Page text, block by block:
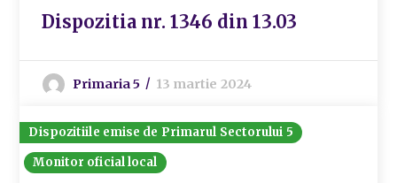
Dispozitia nr. 1346 din 13.03
Primaria 5 13 martie 2024
Dispozitiile emise de Primarul Sectorului 5
Monitor oficial local